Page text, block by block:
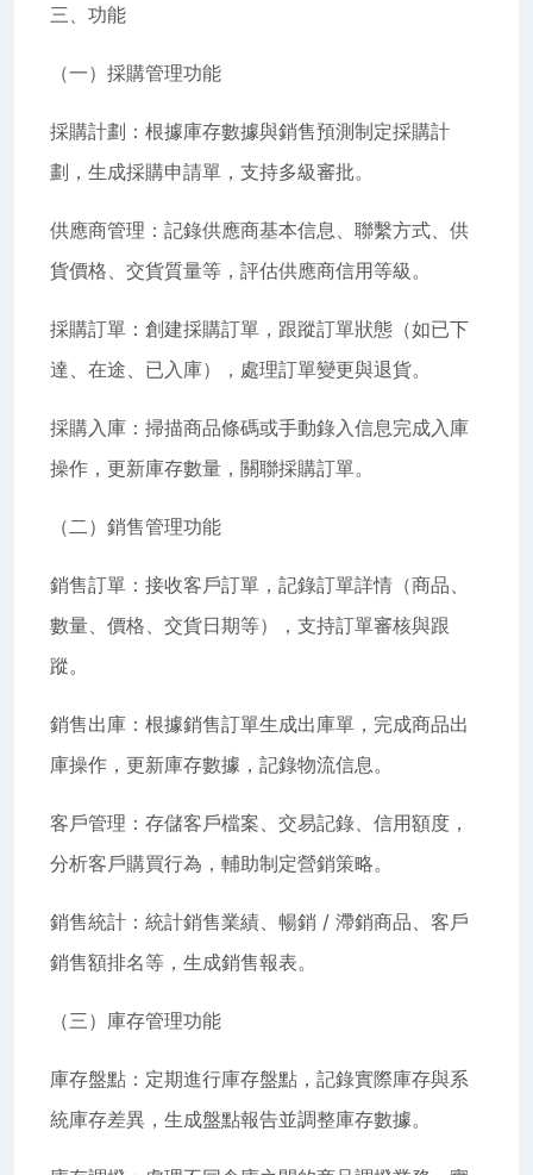
三、功能
（一）採購管理功能
採購計劃：根據庫存數據與銷售預測制定採購計
劃，生成採購申請單，支持多級審批。
供應商管理：記錄供應商基本信息、聯繫方式、供
貨價格、交貨質量等，評估供應商信用等級。
採購訂單：創建採購訂單，跟蹤訂單狀態（如已下
達、在途、已入庫），處理訂單變更與退貨。
採購入庫：掃描商品條碼或手動錄入信息完成入庫
操作，更新庫存數量，關聯採購訂單。
（二）銷售管理功能
銷售訂單：接收客戶訂單，記錄訂單詳情（商品、
數量、價格、交貨日期等），支持訂單審核與跟
蹤。
銷售出庫：根據銷售訂單生成出庫單，完成商品出
庫操作，更新庫存數據，記錄物流信息。
客戶管理：存儲客戶檔案、交易記錄、信用額度，
分析客戶購買行為，輔助制定營銷策略。
銷售統計：統計銷售業績、暢銷 / 滯銷商品、客戶
銷售額排名等，生成銷售報表。
（三）庫存管理功能
庫存盤點：定期進行庫存盤點，記錄實際庫存與系
統庫存差異，生成盤點報告並調整庫存數據。